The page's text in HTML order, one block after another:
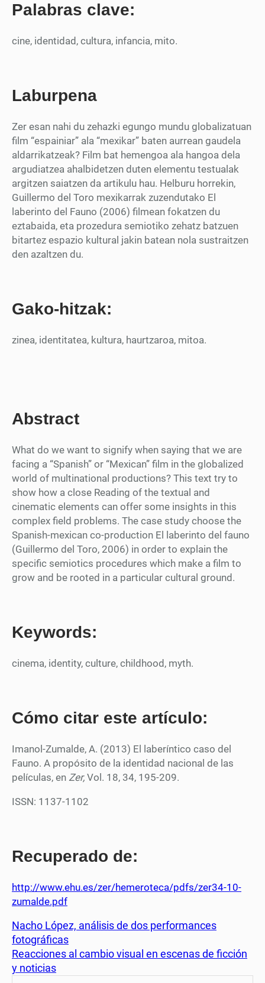
Palabras clave:
cine, identidad, cultura, infancia, mito.
Laburpena
Zer esan nahi du zehazki egungo mundu globalizatuan
film “espainiar” ala “mexikar” baten aurrean gaudela
aldarrikatzeak? Film bat hemengoa ala hangoa dela
argudiatzea ahalbidetzen duten elementu testualak
argitzen saiatzen da artikulu hau. Helburu horrekin,
Guillermo del Toro mexikarrak zuzendutako El
laberinto del Fauno (2006) filmean fokatzen du
eztabaida, eta prozedura semiotiko zehatz batzuen
bitartez espazio kultural jakin batean nola sustraitzen
den azaltzen du.
Gako-hitzak:
zinea, identitatea, kultura, haurtzaroa, mitoa.
Abstract
What do we want to signify when saying that we are
facing a “Spanish” or “Mexican” film in the globalized
world of multinational productions? This text try to
show how a close Reading of the textual and
cinematic elements can offer some insights in this
complex field problems. The case study choose the
Spanish-mexican co-production El laberinto del fauno
(Guillermo del Toro, 2006) in order to explain the
specific semiotics procedures which make a film to
grow and be rooted in a particular cultural ground.
Keywords:
cinema, identity, culture, childhood, myth.
Cómo citar este artículo:
Imanol-Zumalde, A. (2013) El laberíntico caso del
Fauno. A propósito de la identidad nacional de las
películas, en Zer, Vol. 18, 34, 195-209.
ISSN: 1137-1102
Recuperado de:
http://www.ehu.es/zer/hemeroteca/pdfs/zer34-10-
zumalde.pdf
Nacho López, análisis de dos performances
fotográficas
Reacciones al cambio visual en escenas de ficción
y noticias